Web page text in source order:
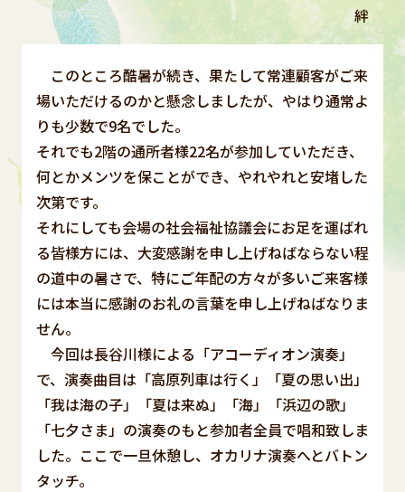
絆
このところ酷暑が続き、果たして常連顧客がご来
場いただけるのかと懸念しましたが、やはり通常よ
りも少数で9名でした。
それでも2階の通所者様22名が参加していただき、
何とかメンツを保ことができ、やれやれと安堵した
次第です。
それにしても会場の社会福祉協議会にお足を運ばれ
る皆様方には、大変感謝を申し上げねばならない程
の道中の暑さで、特にご年配の方々が多いご来客様
には本当に感謝のお礼の言葉を申し上げねばなりま
せん。
今回は長谷川様による「アコーディオン演奏」
で、演奏曲目は「高原列車は行く」「夏の思い出」
「我は海の子」「夏は来ぬ」「海」「浜辺の歌」
「七夕さま」の演奏のもと参加者全員で唱和致しま
した。ここで一旦休憩し、オカリナ演奏へとバトン
タッチ。